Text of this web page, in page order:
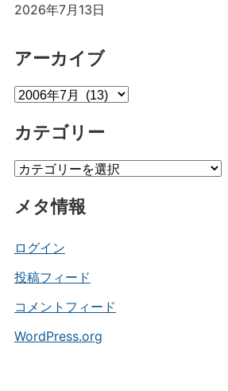
2026年7月13日
アーカイブ
ア
カ
ブ
カテゴリー
カ
ゴ
ー
メタ情報
ログイン
投稿フィード
コメントフィード
WordPress.org